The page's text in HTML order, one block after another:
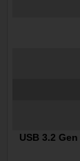
USB 3.2